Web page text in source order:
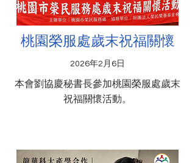
桃園榮服處歲末祝福關懷
2026年2月6日
本會劉協慶秘書長參加桃園榮服處歲末
祝福關懷活動。